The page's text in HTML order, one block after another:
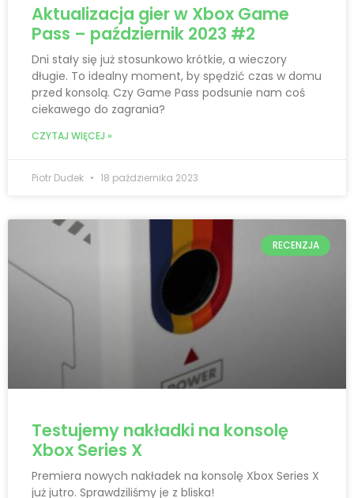
Aktualizacja gier w Xbox Game
Pass – październik 2023 #2
Dni stały się już stosunkowo krótkie, a wieczory
długie. To idealny moment, by spędzić czas w domu
przed konsolą. Czy Game Pass podsunie nam coś
ciekawego do zagrania?
CZYTAJ WIĘCEJ »
Piotr Dudek 18 października 2023
RECENZJA
Testujemy nakładki na konsolę
Xbox Series X
Premiera nowych nakładek na konsolę Xbox Series X
już jutro. Sprawdziliśmy je z bliska!